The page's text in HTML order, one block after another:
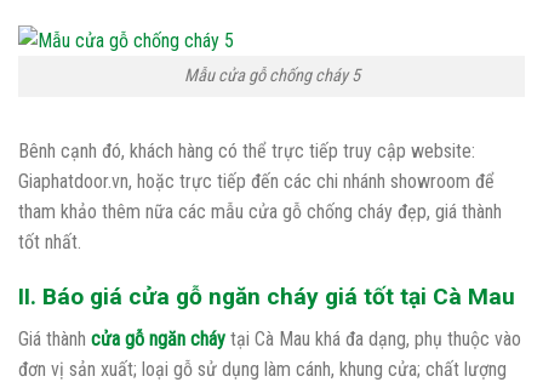
Mẫu cửa gỗ chống cháy 5
Bênh cạnh đó, khách hàng có thể trực tiếp truy cập website:
Giaphatdoor.vn, hoặc trực tiếp đến các chi nhánh showroom để
tham khảo thêm nữa các mẫu cửa gỗ chống cháy đẹp, giá thành
tốt nhất.
II. Báo giá cửa gỗ ngăn cháy giá tốt tại Cà Mau
Giá thành cửa gỗ ngăn cháy tại Cà Mau khá đa dạng, phụ thuộc vào
đơn vị sản xuất; loại gỗ sử dụng làm cánh, khung cửa; chất lượng